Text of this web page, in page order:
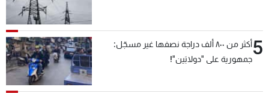
5
أكثر من ٨٠٠ ألف دراجة نصفها غير مسجّل:
جمهورية على "دولابَين"!